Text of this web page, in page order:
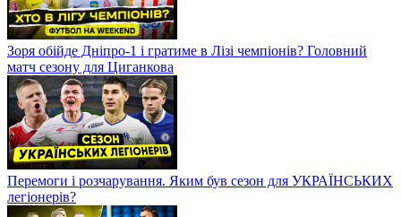
Зоря обійде Дніпро-1 і гратиме в Лізі чемпіонів? Головний
матч сезону для Циганкова
Перемоги і розчарування. Яким був сезон для УКРАЇНСЬКИХ
легіонерів?